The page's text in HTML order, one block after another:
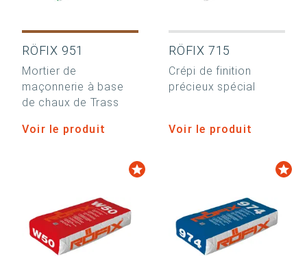
RÖFIX 951
Mortier de
maçonnerie à base
de chaux de Trass
Voir le produit
RÖFIX 715
Crépi de finition
précieux spécial
Voir le produit